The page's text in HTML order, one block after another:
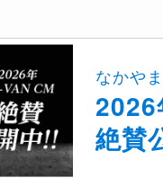
なかや
絶賛